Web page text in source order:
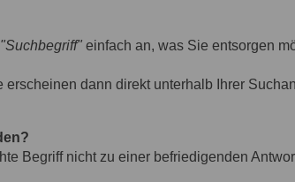
"Suchbegriff" einfach an, was Sie entsorgen
erscheinen dann direkt unterhalb Ihrer
Begriff nicht zu einer befriedigenden